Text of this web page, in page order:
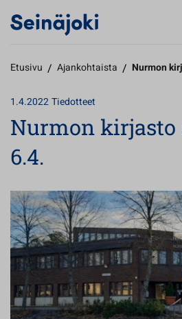
Etusivu / Ajankohtaista / Nurmon
1.4.2022Tiedotteet
Nurmon kirjasto
6.4.